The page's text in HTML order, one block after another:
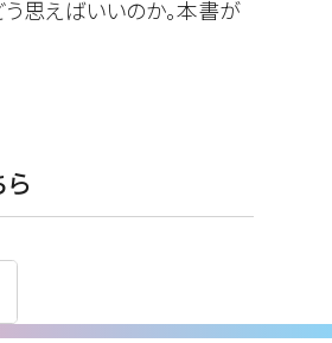
う思えばいいのか。本書が